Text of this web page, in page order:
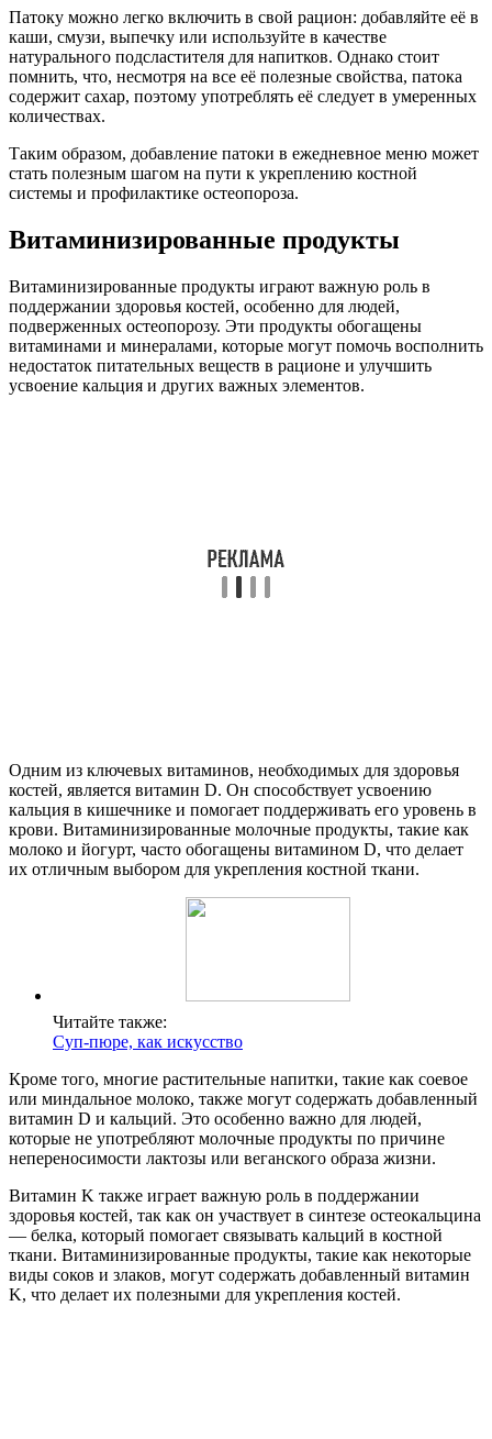
Патоку можно легко включить в свой рацион: добавляйте её в
каши, смузи, выпечку или используйте в качестве
натурального подсластителя для напитков. Однако стоит
помнить, что, несмотря на все её полезные свойства, патока
содержит сахар, поэтому употреблять её следует в умеренных
количествах.
Таким образом, добавление патоки в ежедневное меню может
стать полезным шагом на пути к укреплению костной
системы и профилактике остеопороза.
Витаминизированные продукты
Витаминизированные продукты играют важную роль в
поддержании здоровья костей, особенно для людей,
подверженных остеопорозу. Эти продукты обогащены
витаминами и минералами, которые могут помочь восполнить
недостаток питательных веществ в рационе и улучшить
усвоение кальция и других важных элементов.
Одним из ключевых витаминов, необходимых для здоровья
костей, является витамин D. Он способствует усвоению
кальция в кишечнике и помогает поддерживать его уровень в
крови. Витаминизированные молочные продукты, такие как
молоко и йогурт, часто обогащены витамином D, что делает
их отличным выбором для укрепления костной ткани.
Читайте также:
Суп-пюре, как искусство
Кроме того, многие растительные напитки, такие как соевое
или миндальное молоко, также могут содержать добавленный
витамин D и кальций. Это особенно важно для людей,
которые не употребляют молочные продукты по причине
непереносимости лактозы или веганского образа жизни.
Витамин K также играет важную роль в поддержании
здоровья костей, так как он участвует в синтезе остеокальцина
— белка, который помогает связывать кальций в костной
ткани. Витаминизированные продукты, такие как некоторые
виды соков и злаков, могут содержать добавленный витамин
K, что делает их полезными для укрепления костей.